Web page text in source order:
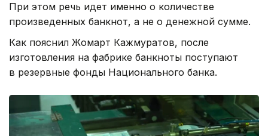
При этом речь идет именно о количестве
произведенных банкнот, а не о денежной сумме.
Как пояснил Жомарт Кажмуратов, после
изготовления на фабрике банкноты поступают
в резервные фонды Национального банка.